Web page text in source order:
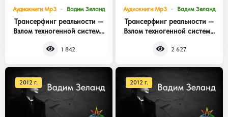
Аудиокниги Mp3 Вадим Зеланд
Трансерфинг реальности —
Взлом техногенной системы
1 842
Аудиокниги Mp3 Вадим Зеланд
Трансерфинг реальности —
Взлом техногенной системы
2 627
2012 г. 2012 г.